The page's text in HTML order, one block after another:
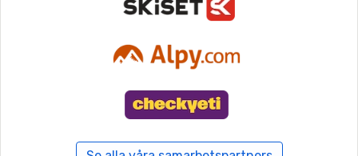
Katschberg-Aineck